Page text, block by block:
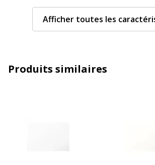
Matériau(x) du produit Papier
Taille de support 82 x
Afficher toutes les
Produits similaires